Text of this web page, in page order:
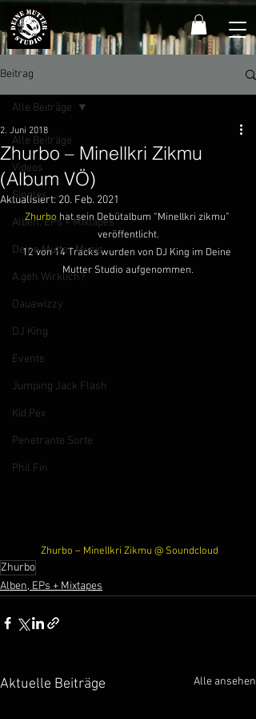
Beitrag
Alle Beiträge
Videos
Singles
Alben, EPs + Mixtapes
Deine Mutter Music
A.geh Wirklich?
Dauawizzy
DJ King
Events
Jumping Jack Flash
Kid Pex
Penetrante Sorte
Phil Fin
Alle Beiträge
Zhurbo – Minellkri Zikmu
(Album VÖ)
2. Juni 2018
Aktualisiert: 20. Feb. 2021
Zhurbo hat sein Debütalbum “Minellkri zikmu”
veröffentlicht.
12 von 14 Tracks wurden von DJ King im Deine
Mutter Studio aufgenommen.
Zhurbo – Minellkri Zikmu @ Soundcloud
Zhurbo
Alben, EPs + Mixtapes
Aktuelle Beiträge Alle ansehen